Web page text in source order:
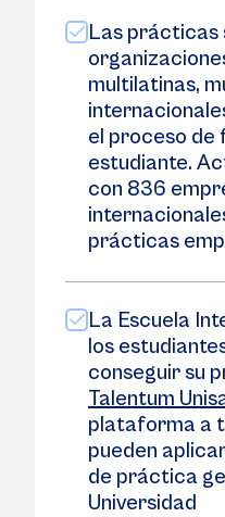
Las prácticas
multilatinas,
el proceso de
estudiante.
con 836
prácticas
La Escuela
los
conseguir su
Talentum
plataforma a
pueden
de práctica
Universidad